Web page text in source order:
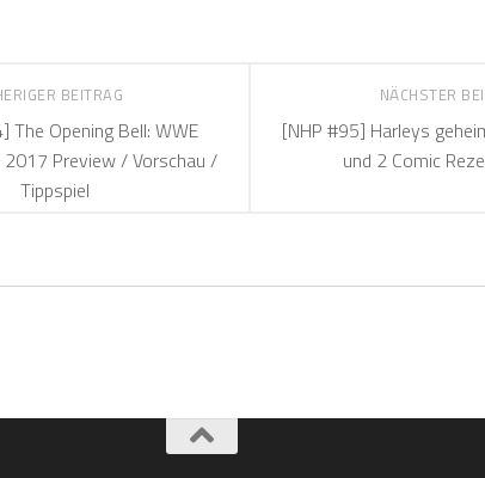
NÄCHSTER
[NHP #95] Harleys
und 2 Comic
BEITRAG
The Opening Bell: WWE
2017 Preview / Vorschau /
Tippspiel